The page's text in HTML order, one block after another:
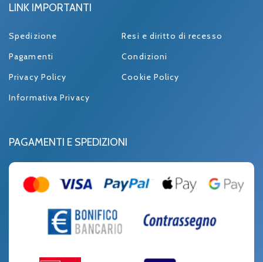
LINK IMPORTANTI
Spedizione
Resi e diritto di recesso
Pagamenti
Condizioni
Privacy Policy
Cookie Policy
Informativa Privacy
PAGAMENTI E SPEDIZIONI